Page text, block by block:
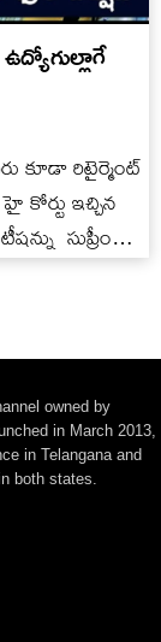
కూడా రిటైర్మెంట్
కోర్టు ఇచ్చిన
సుప్రీం
owned by
in March 2013,
in Telangana and
both states.